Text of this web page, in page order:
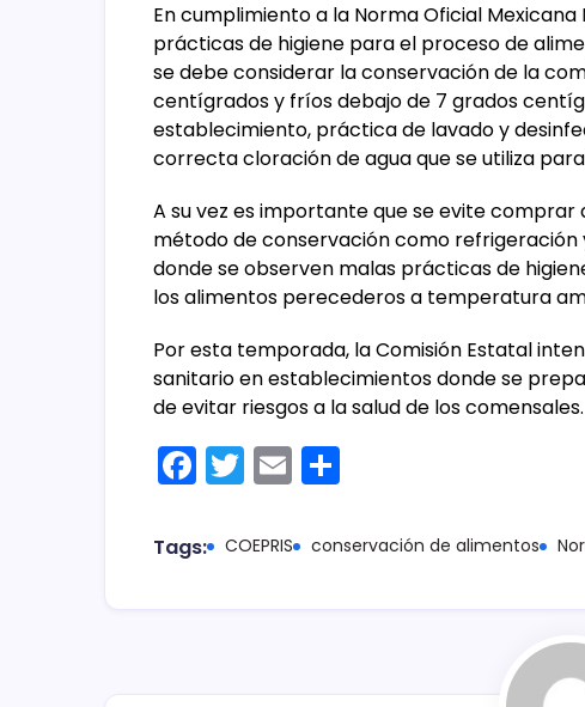
En cumplimiento a la Norma Oficial Mexicana
prácticas de higiene para el proceso de
se debe considerar la conservación de la
centígrados y fríos debajo de 7 grados
establecimiento, práctica de lavado y
correcta cloración de agua que se utiliza
A su vez es importante que se evite
método de conservación como
donde se observen malas prácticas de
los alimentos perecederos a temperatura
Por esta temporada, la Comisión Estatal
sanitario en establecimientos donde se
de evitar riesgos a la salud de los comensales.
F
a
c
T
w
itt
E
m
ai m
Tags: COEPRIS conservación de alimentos